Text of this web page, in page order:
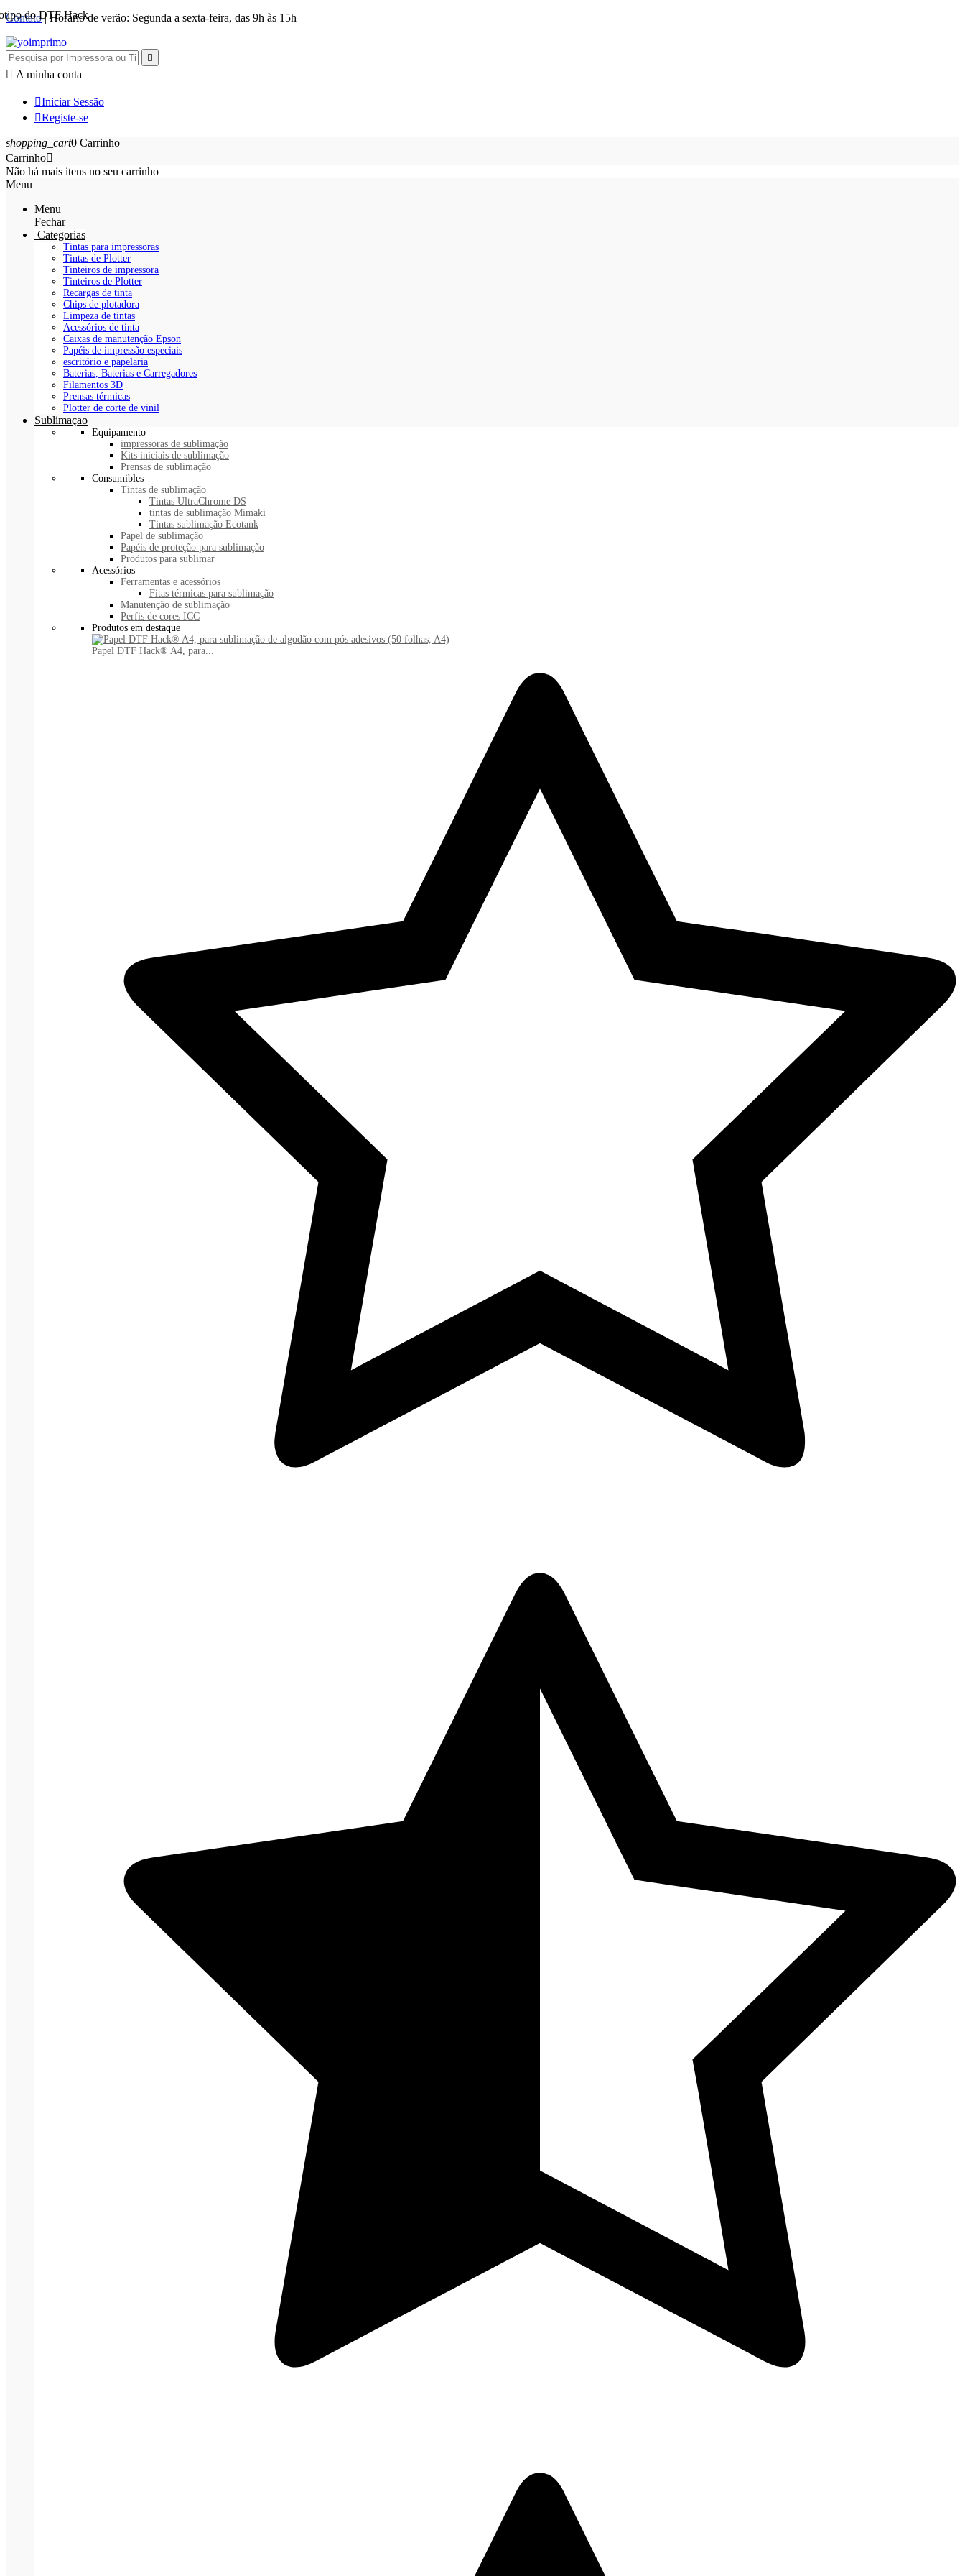
Contato| Horário de verão: Segunda a sexta-feira, das 9h às 15h

 A minha conta
Iniciar Sessão
Registe-se
shopping_cart0 Carrinho
Carrinho
Não há mais itens no seu carrinho
Menu
Menu
Fechar
Categorias
Tintas para impressoras
Tintas de Plotter
Tinteiros de impressora
Tinteiros de Plotter
Recargas de tinta
Chips de plotadora
Limpeza de tintas
Acessórios de tinta
Caixas de manutenção Epson
Papéis de impressão especiais
escritório e papelaria
Baterias, Baterias e Carregadores
Filamentos 3D
Prensas térmicas
Plotter de corte de vinil
Sublimaçao
Equipamento
impressoras de sublimação
Kits iniciais de sublimação
Prensas de sublimação
Consumibles
Tintas de sublimação
Tintas UltraChrome DS
tintas de sublimação Mimaki
Tintas sublimação Ecotank
Papel de sublimação
Papéis de proteção para sublimação
Produtos para sublimar
Acessórios
Ferramentas e acessórios
Fitas térmicas para sublimação
Manutenção de sublimação
Perfis de cores ICC
Produtos em destaque
Papel DTF Hack® A4, para...